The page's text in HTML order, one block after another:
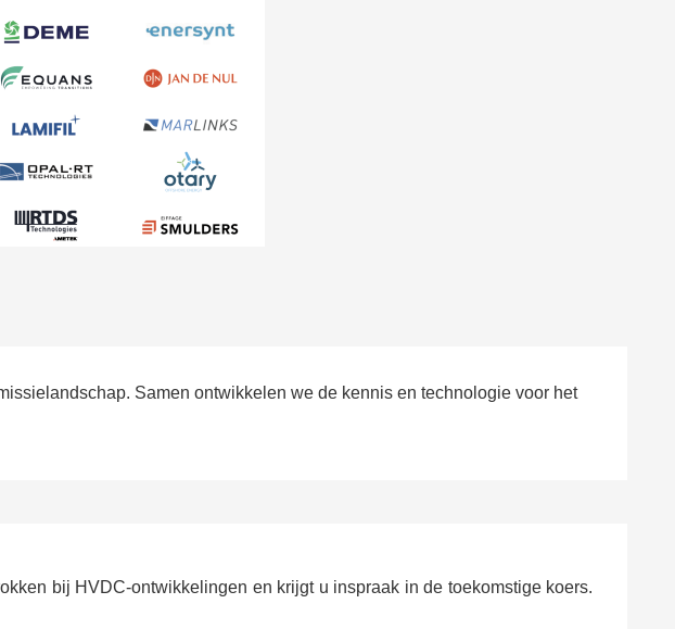
Samen ontwikkelen we de kennis en technologie voor het
bij HVDC-ontwikkelingen en krijgt u inspraak in de toekomstige koers.